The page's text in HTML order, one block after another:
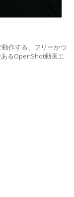
作する、フリーかつ
るOpenShot動画エ